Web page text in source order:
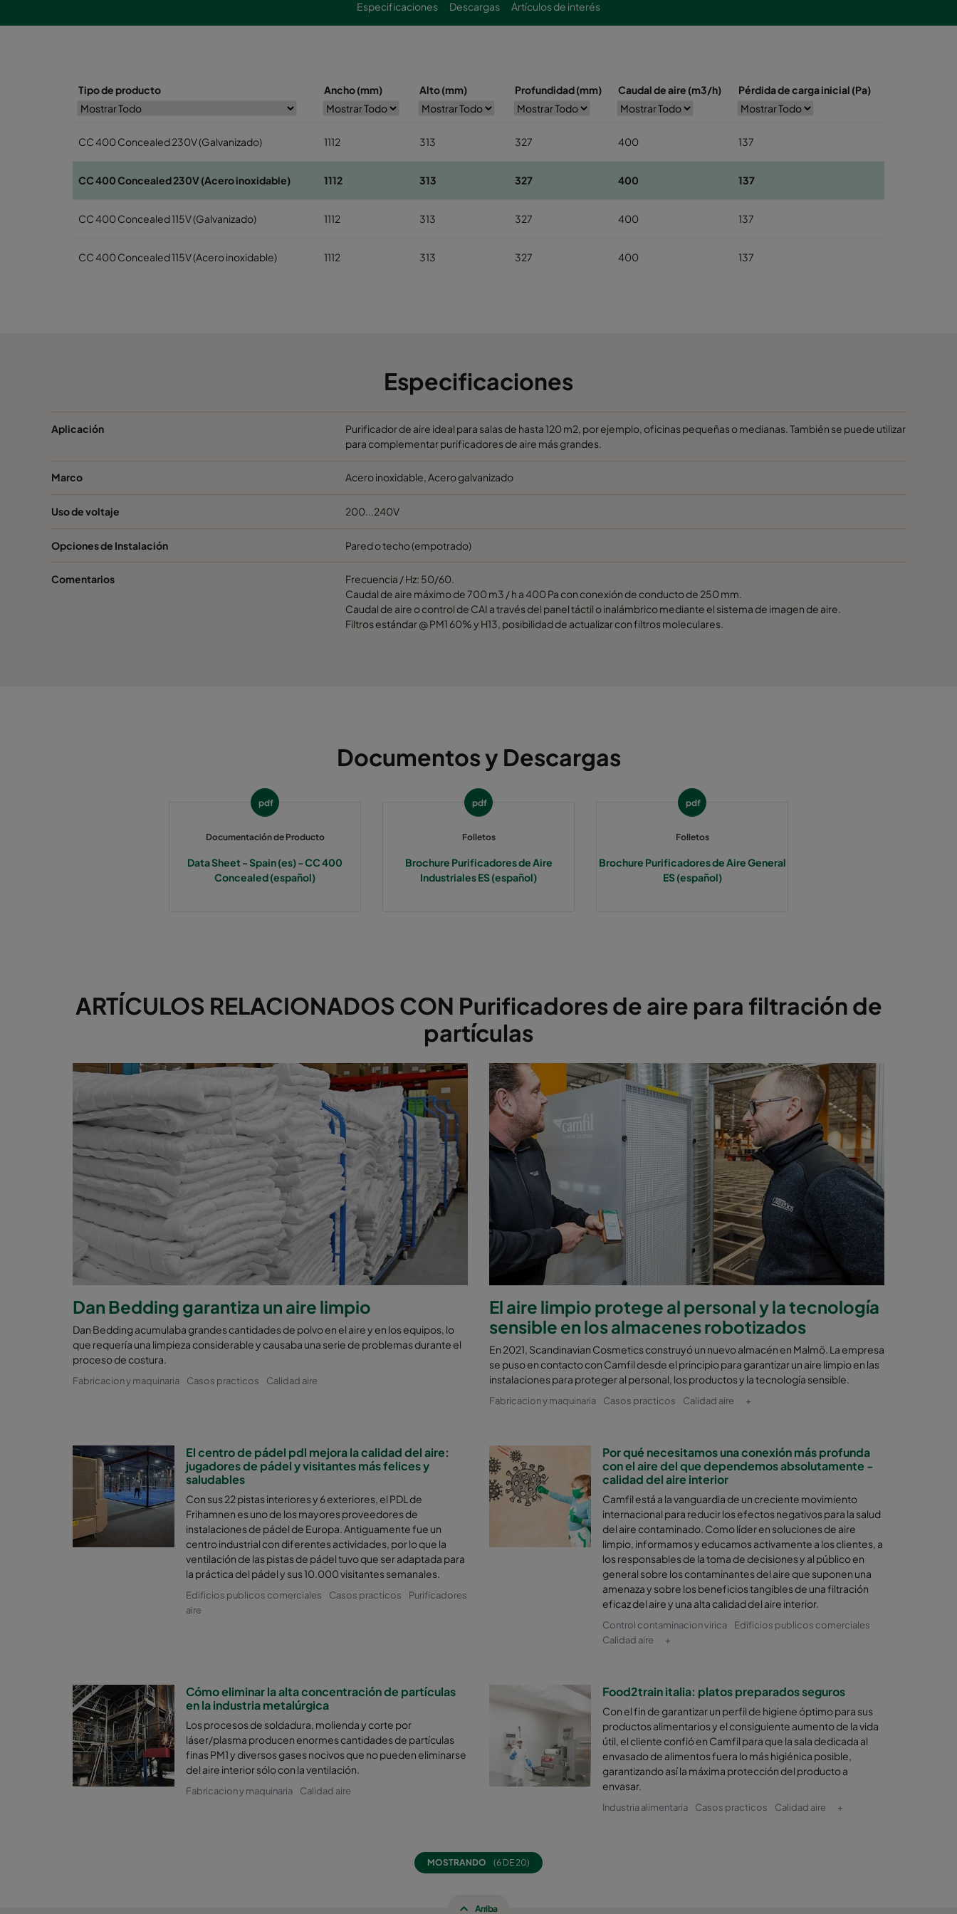
Especificaciones Descargas Artículos de interés
Tipo de producto Ancho (mm) Alto (mm) Profundidad (mm) Caudal de aire (m3/h) Pérdida de carga inicial (Pa)
CC 400 Concealed 230V (Galvanizado) 1112 313 327 400 137
CC 400 Concealed 230V (Acero inoxidable) 1112 313 327 400 137
CC 400 Concealed 115V (Galvanizado) 1112 313 327 400 137
CC 400 Concealed 115V (Acero inoxidable) 1112 313 327 400 137
Especificaciones
Aplicación
Purificador de aire ideal para salas de hasta 120 m2, por ejemplo, oficinas pequeñas o medianas. También se puede utilizar
para complementar purificadores de aire más grandes.
Marco Acero inoxidable, Acero galvanizado
Uso de voltaje 200...240V
Opciones de Instalación Pared o techo (empotrado)
Comentarios
Frecuencia / Hz: 50/60.
Caudal de aire máximo de 700 m3 / h a 400 Pa con conexión de conducto de 250 mm.
Caudal de aire o control de CAI a través del panel táctil o inalámbrico mediante el sistema de imagen de aire.
Filtros estándar @ PM1 60% y H13, posibilidad de actualizar con filtros moleculares.
Documentos y Descargas
pdf
Documentación de Producto
Data Sheet - Spain (es) - CC 400
Concealed (español)
pdf
Folletos
Brochure Purificadores de Aire
Industriales ES (español)
pdf
Folletos
Brochure Purificadores de Aire General
ES (español)
ARTÍCULOS RELACIONADOS CON Purificadores de aire para filtración de
partículas
Dan Bedding garantiza un aire limpio
Dan Bedding acumulaba grandes cantidades de polvo en el aire y en los equipos, lo
que requería una limpieza considerable y causaba una serie de problemas durante el
proceso de costura.
Fabricacion y maquinaria Casos practicos Calidad aire
El aire limpio protege al personal y la tecnología
sensible en los almacenes robotizados
En 2021, Scandinavian Cosmetics construyó un nuevo almacén en Malmö. La empresa
se puso en contacto con Camfil desde el principio para garantizar un aire limpio en las
instalaciones para proteger al personal, los productos y la tecnología sensible.
Fabricacion y maquinaria Casos practicos Calidad aire +
El centro de pádel pdl mejora la calidad del aire:
jugadores de pádel y visitantes más felices y
saludables
Con sus 22 pistas interiores y 6 exteriores, el PDL de
Frihamnen es uno de los mayores proveedores de
instalaciones de pádel de Europa. Antiguamente fue un
centro industrial con diferentes actividades, por lo que la
ventilación de las pistas de pádel tuvo que ser adaptada para
la práctica del pádel y sus 10.000 visitantes semanales.
Edificios publicos comerciales Casos practicos
Purificadores
aire
Por qué necesitamos una conexión más profunda
con el aire del que dependemos absolutamente -
calidad del aire interior
Camfil está a la vanguardia de un creciente movimiento
internacional para reducir los efectos negativos para la salud
del aire contaminado. Como líder en soluciones de aire
limpio, informamos y educamos activamente a los clientes, a
los responsables de la toma de decisiones y al público en
general sobre los contaminantes del aire que suponen una
amenaza y sobre los beneficios tangibles de una filtración
eficaz del aire y una alta calidad del aire interior.
Control contaminacion virica
Edificios publicos comerciales
Calidad aire
+
Cómo eliminar la alta concentración de partículas
en la industria metalúrgica
Los procesos de soldadura, molienda y corte por
láser/plasma producen enormes cantidades de partículas
finas PM1 y diversos gases nocivos que no pueden eliminarse
del aire interior sólo con la ventilación.
Fabricacion y maquinaria Calidad aire
Food2train italia: platos preparados seguros
Con el fin de garantizar un perfil de higiene óptimo para sus
productos alimentarios y el consiguiente aumento de la vida
útil, el cliente confió en Camfil para que la sala dedicada al
envasado de alimentos fuera lo más higiénica posible,
garantizando así la máxima protección del producto a
envasar.
Industria alimentaria Casos practicos Calidad aire +
MOSTRANDO (6 DE 20)
Arriba